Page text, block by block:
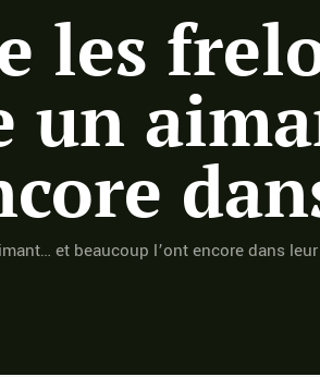
les
un
et beaucoup l’ont encore dans